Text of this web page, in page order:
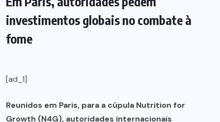
investimentos globais no combate à
fome
[ad_1]
Reunidos em Paris, para a cúpula Nutrition for
Growth (N4G), autoridades internacionais